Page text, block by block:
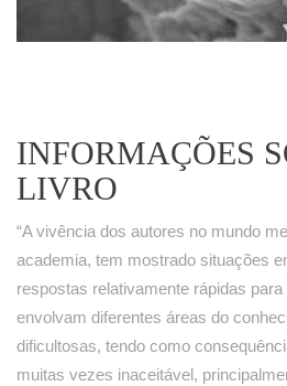
INFORMAÇÕES
LIVRO
“A vivência dos autores no mundo
academia, tem mostrado situações
respostas relativamente rápidas
envolvam diferentes áreas do
dificultosas, tendo como
muitas vezes inaceitável,